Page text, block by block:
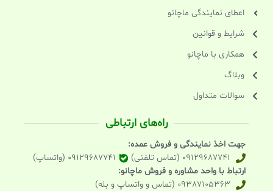
اعطای نمایندگی ماچانو
شرایط و قوانین
همکاری با ماچانو
وبلاگ
سوالات متداول
راه‌های ارتباطی
جهت اخذ نمایندگی و فروش عمده:
09129687741 (تماس تلفنی)
09129687741 (واتساپ)
ارتباط با واحد مشاوره و فروش ماچانو:
09387105363 (تماس و واتساپ و بله)